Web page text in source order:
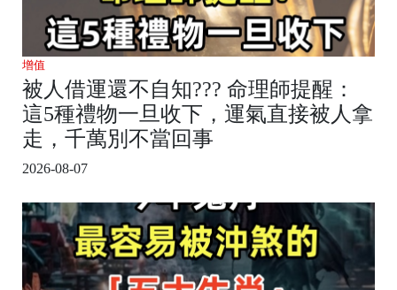
增值
被人借運還不自知??? 命理師提醒：
這5種禮物一旦收下，運氣直接被人拿
走，千萬別不當回事
2026-08-07